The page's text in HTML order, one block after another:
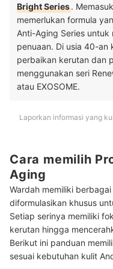
Bright Series.
memerlukan formula
Anti-Aging Series
penuaan. Di usia 40-an
perbaikan kerutan dan
menggunakan seri
atau EXOSOME.
Laporkan informasi yang
Cara memilih
Aging
Wardah memiliki
diformulasikan khusus
Setiap serinya memiliki
kerutan hingga
Berikut ini panduan
sesuai kebutuhan kulit